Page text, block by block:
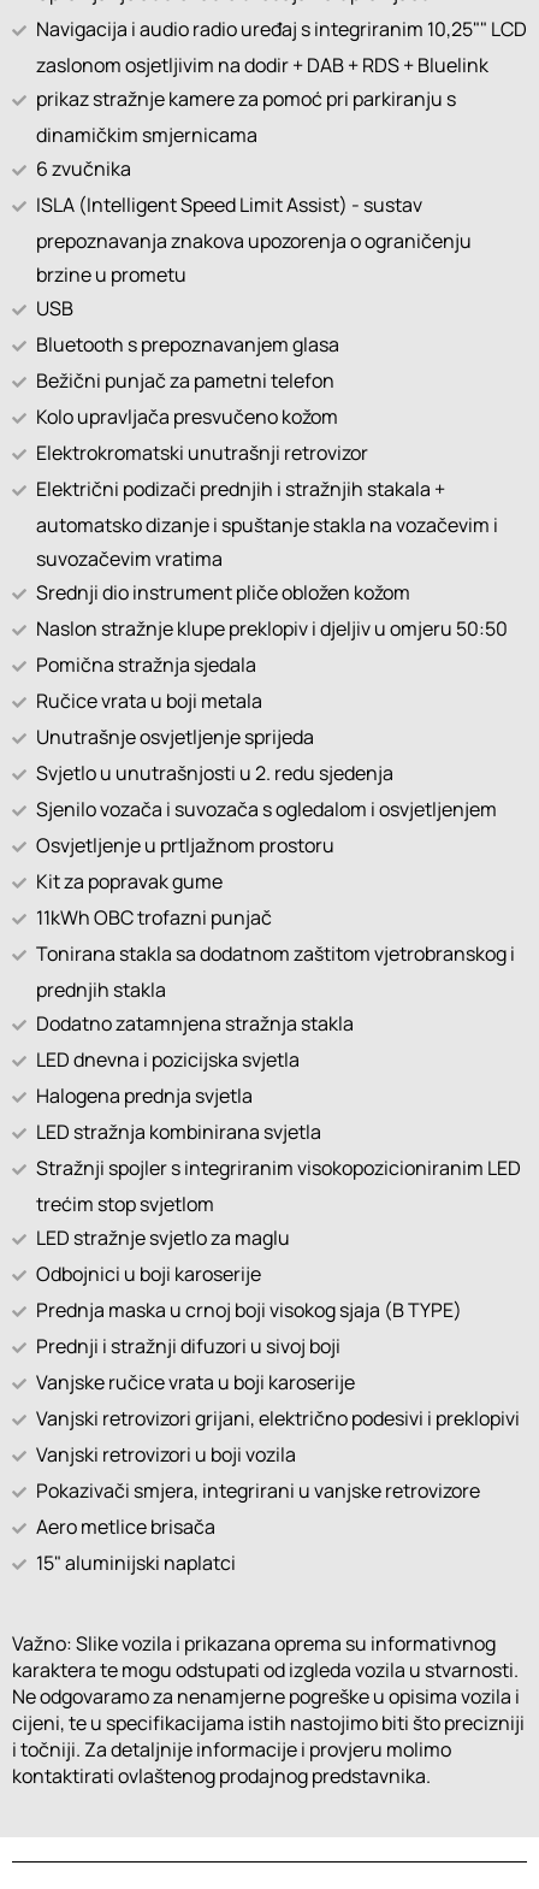
Navigacija i audio radio uređaj s integriranim 10,25"" LCD
zaslonom osjetljivim na dodir + DAB + RDS + Bluelink
prikaz stražnje kamere za pomoć pri parkiranju s
dinamičkim smjernicama
6 zvučnika
ISLA (Intelligent Speed Limit Assist) - sustav
prepoznavanja znakova upozorenja o ograničenju
brzine u prometu
USB
Bluetooth s prepoznavanjem glasa
Bežični punjač za pametni telefon
Kolo upravljača presvučeno kožom
Elektrokromatski unutrašnji retrovizor
Električni podizači prednjih i stražnjih stakala +
automatsko dizanje i spuštanje stakla na vozačevim i
suvozačevim vratima
Srednji dio instrument pliče obložen kožom
Naslon stražnje klupe preklopiv i djeljiv u omjeru 50:50
Pomična stražnja sjedala
Ručice vrata u boji metala
Unutrašnje osvjetljenje sprijeda
Svjetlo u unutrašnjosti u 2. redu sjedenja
Sjenilo vozača i suvozača s ogledalom i osvjetljenjem
Osvjetljenje u prtljažnom prostoru
Kit za popravak gume
11kWh OBC trofazni punjač
Tonirana stakla sa dodatnom zaštitom vjetrobranskog i
prednjih stakla
Dodatno zatamnjena stražnja stakla
LED dnevna i pozicijska svjetla
Halogena prednja svjetla
LED stražnja kombinirana svjetla
Stražnji spojler s integriranim visokopozicioniranim LED
trećim stop svjetlom
LED stražnje svjetlo za maglu
Odbojnici u boji karoserije
Prednja maska u crnoj boji visokog sjaja (B TYPE)
Prednji i stražnji difuzori u sivoj boji
Vanjske ručice vrata u boji karoserije
Vanjski retrovizori grijani, električno podesivi i preklopivi
Vanjski retrovizori u boji vozila
Pokazivači smjera, integrirani u vanjske retrovizore
Aero metlice brisača
15" aluminijski naplatci
Važno: Slike vozila i prikazana oprema su informativnog
karaktera te mogu odstupati od izgleda vozila u stvarnosti.
Ne odgovaramo za nenamjerne pogreške u opisima vozila i
cijeni, te u specifikacijama istih nastojimo biti što precizniji
i točniji. Za detaljnije informacije i provjeru molimo
kontaktirati ovlaštenog prodajnog predstavnika.